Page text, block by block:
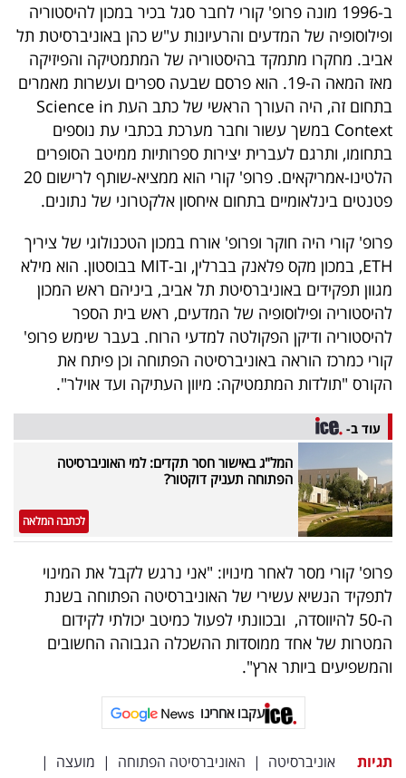
שיתופי
פעולה
דרושים
ניוזלטרים
מייל
אדום
פרסמו
באייס
עקבו
אחרינו:
ב-1996 מונה פרופ' קורי לחבר סגל בכיר במכון להיסטוריה
ופילוסופיה של המדעים והרעיונות ע"ש כהן באוניברסיטת תל
אביב. מחקרו מתמקד בהיסטוריה של המתמטיקה והפיזיקה
מאז המאה ה-19. הוא פרסם שבעה ספרים ועשרות מאמרים
בתחום זה, היה העורך הראשי של כתב העת Science in
Context במשך עשור וחבר מערכת בכתבי עת נוספים
בתחומו, ותרגם לעברית יצירות ספרותיות ממיטב הסופרים
הלטינו-אמריקאים. פרופ' קורי הוא ממציא-שותף לרישום 20
פטנטים בינלאומיים בתחום איחסון אלקטרוני של נתונים.
פרופ' קורי היה חוקר ופרופ' אורח במכון הטכנולוגי של ציריך
ETH, במכון מקס פלאנק בברלין, וב-MIT בבוסטון. הוא מילא
מגוון תפקידים באוניברסיטת תל אביב, ביניהם ראש המכון
להיסטוריה ופילוסופיה של המדעים, ראש בית הספר
להיסטוריה ודיקן הפקולטה למדעי הרוח. בעבר שימש פרופ'
קורי כמרכז הוראה באוניברסיטה הפתוחה וכן פיתח את
הקורס "תולדות המתמטיקה: מיוון העתיקה ועד אוילר".
עוד ב-
המל"ג באישור חסר תקדים: למי האוניברסיטה
הפתוחה תעניק דוקטור?
לכתבה המלאה
פרופ' קורי מסר לאחר מינויו: "אני נרגש לקבל את המינוי
לתפקיד הנשיא עשירי של האוניברסיטה הפתוחה בשנת
ה-50 להיווסדה, ובכוונתי לפעול כמיטב יכולתי לקידום
המטרות של אחד ממוסדות ההשכלה הגבוהה החשובים
והמשפיעים ביותר ארץ".
עקבו אחרינו
תגיות אוניברסיטה | האוניברסיטה הפתוחה | מועצה |